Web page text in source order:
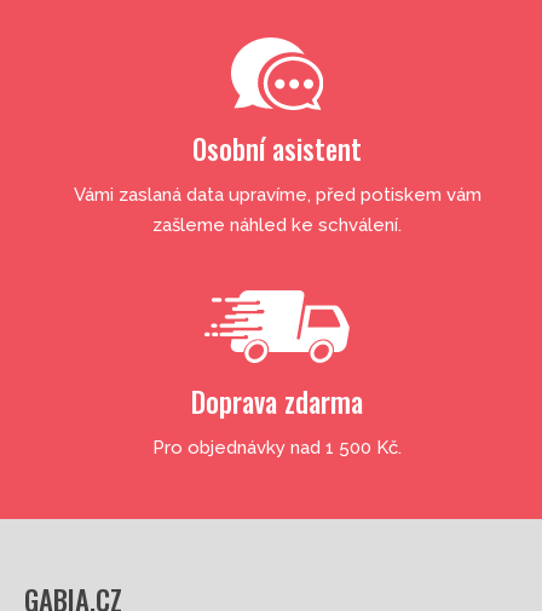
Osobní asistent
Vámi zaslaná data upravíme, před potiskem vám
zašleme náhled ke schválení.
Doprava zdarma
Pro objednávky nad 1 500 Kč.
GABIA.CZ